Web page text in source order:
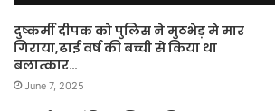
दुष्कर्मी दीपक को पुलिस ने मुठभेड़ मे मार
गिराया,ढाई वर्ष की बच्ची से किया था
बलात्कार…
June 7, 2025